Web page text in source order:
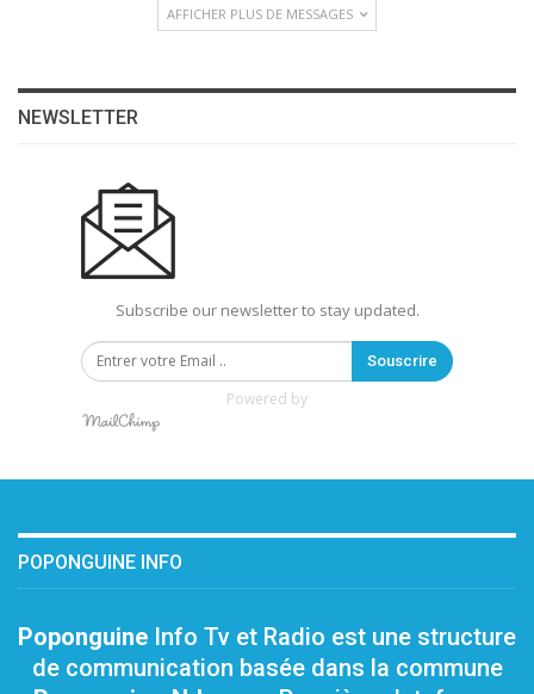
AFFICHER PLUS DE MESSAGES
NEWSLETTER
Subscribe our newsletter to stay updated.
Souscrire
Powered by
POPONGUINE INFO
Poponguine Info Tv et Radio est une structure
de communication basée dans la commune